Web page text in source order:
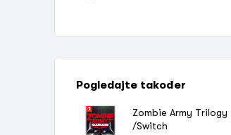
Pogledajte također
Zombie Army Trilogy
/Switch